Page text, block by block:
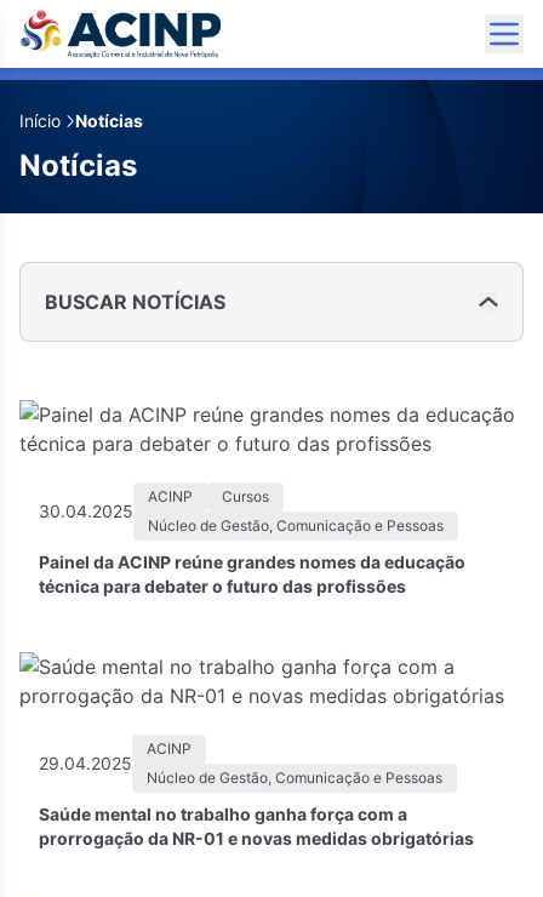
Início Notícias
Notícias
BUSCAR NOTÍCIAS
30.04.2025
ACINP
Cursos
Núcleo de Gestão, Comunicação e Pessoas
Painel da ACINP reúne grandes nomes da educação
técnica para debater o futuro das profissões
29.04.2025
ACINP
Núcleo de Gestão, Comunicação e Pessoas
Saúde mental no trabalho ganha força com a
prorrogação da NR-01 e novas medidas obrigatórias